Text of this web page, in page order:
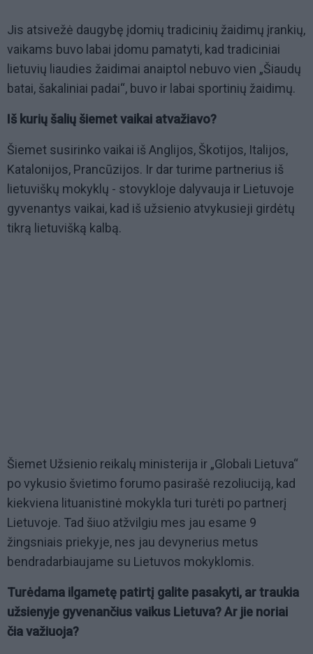
Jis atsivežė daugybę įdomių tradicinių žaidimų įrankių,
vaikams buvo labai įdomu pamatyti, kad tradiciniai
lietuvių liaudies žaidimai anaiptol nebuvo vien „Šiaudų
batai, šakaliniai padai“, buvo ir labai sportinių žaidimų.
Iš kurių šalių šiemet vaikai atvažiavo?
Šiemet susirinko vaikai iš Anglijos, Škotijos, Italijos,
Katalonijos, Prancūzijos. Ir dar turime partnerius iš
lietuviškų mokyklų - stovykloje dalyvauja ir Lietuvoje
gyvenantys vaikai, kad iš užsienio atvykusieji girdėtų
tikrą lietuvišką kalbą.
Šiemet Užsienio reikalų ministerija ir „Globali Lietuva“
po vykusio švietimo forumo pasirašė rezoliuciją, kad
kiekviena lituanistinė mokykla turi turėti po partnerį
Lietuvoje. Tad šiuo atžvilgiu mes jau esame 9
žingsniais priekyje, nes jau devynerius metus
bendradarbiaujame su Lietuvos mokyklomis.
Turėdama ilgametę patirtį galite pasakyti, ar traukia
užsienyje gyvenančius vaikus Lietuva? Ar jie noriai
čia važiuoja?